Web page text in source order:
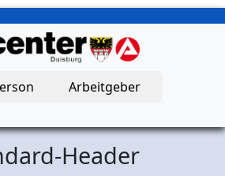
– Startseite
Arbeitgeber
Header